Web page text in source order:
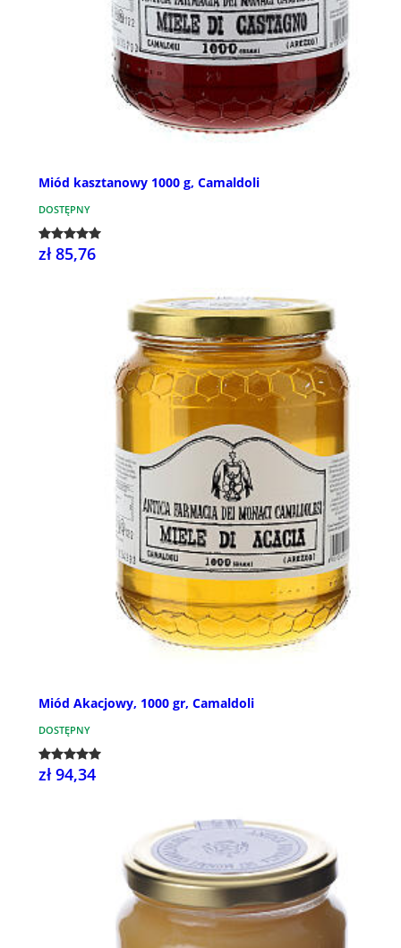
Miód kasztanowy 1000 g, Camaldoli
DOSTĘPNY
zł 85,76
Miód Akacjowy, 1000 gr, Camaldoli
DOSTĘPNY
zł 94,34